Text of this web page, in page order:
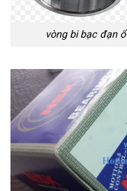
vòng bi bạc đạn ổ